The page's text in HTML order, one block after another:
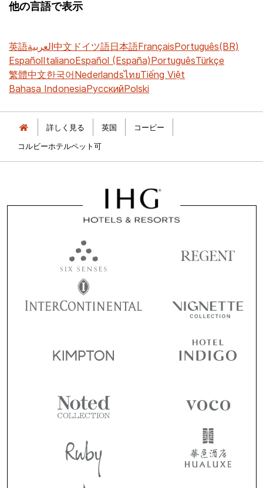
他の言語で表示
英語العربية中文 ドイツ語日本語FrançaisPortuguês(BR)
EspañolItalianoEspañol (España)PortuguêsTürkçe
繁體中文한국어NederlandsไทยTiếng Việt
Bahasa IndonesiaРусскийPolski
詳しく見る 英国
コー​​ビー
コルビーホテルペット可